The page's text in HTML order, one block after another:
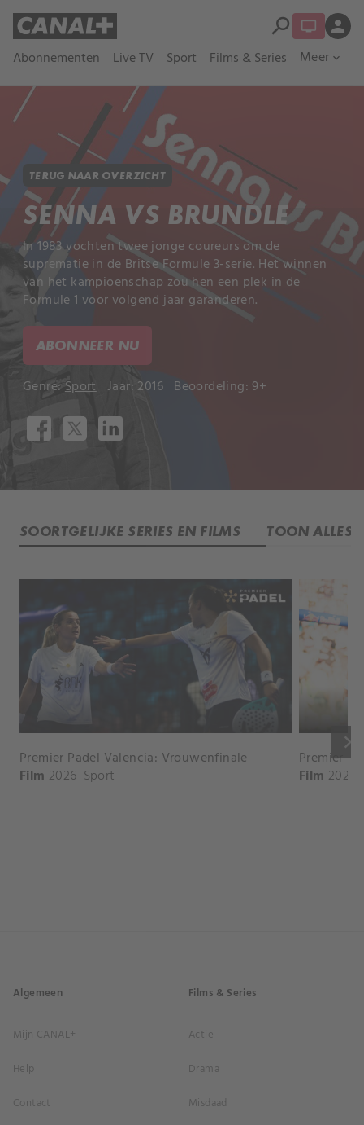
Abonnementen Live TV Sport Films & Series Meer expand_more
search person
TERUG NAAR OVERZICHT
SENNA VS BRUNDLE
In 1983 vochten twee jonge coureurs om de
suprematie in de Britse Formule 3-serie. Het winnen
van het kampioenschap zou hen een plek in de
Formule 1 voor volgend jaar garanderen.
ABONNEER NU
Genre: Sport Jaar: 2016 Beoordeling: 9+
SOORTGELIJKE SERIES EN FILMS TOON ALLES
keyboard_arrow_right
Premier Padel Valencia: Vrouwenfinale
Film 2026 Sport
Premier
Film 2026
Algemeen
Mijn CANAL+
Help
Contact
Films & Series
Actie
Drama
Misdaad